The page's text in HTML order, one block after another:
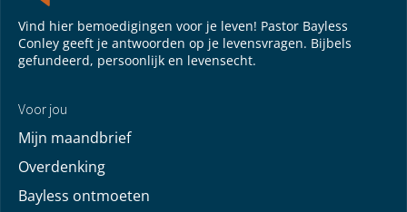
Vind hier bemoedigingen voor je leven! Pastor Bayless
Conley geeft je antwoorden op je levensvragen. Bijbels
gefundeerd, persoonlijk en levensecht.
Voor jou
Mijn maandbrief
Overdenking
Bayless ontmoeten